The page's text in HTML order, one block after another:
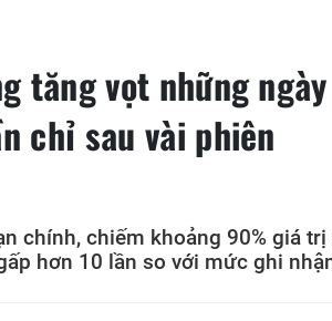
tăng vọt những
chỉ sau vài phiên
chính, chiếm khoảng 90% giá
hơn 10 lần so với mức ghi